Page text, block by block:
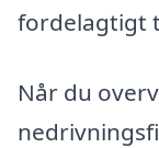
fordelagtigt
Når du